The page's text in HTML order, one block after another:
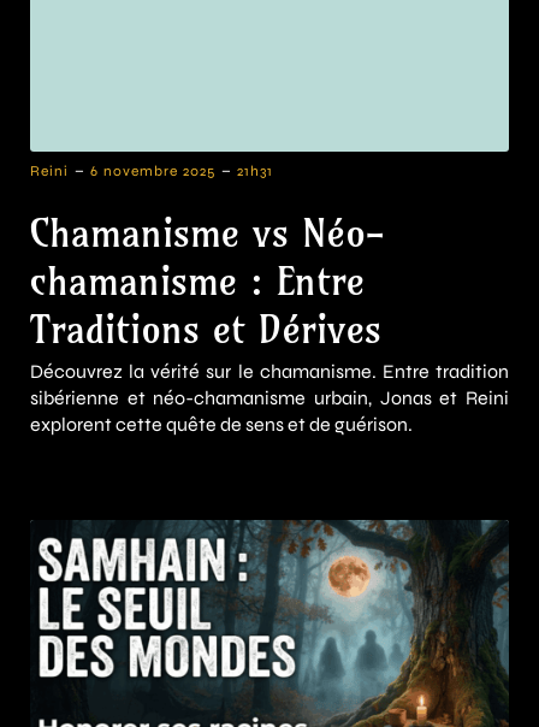
Reini - 6 novembre 2025 - 21h31
Chamanisme vs Néo-
chamanisme : Entre
Traditions et Dérives
Découvrez la vérité sur le chamanisme. Entre tradition
sibérienne et néo-chamanisme urbain, Jonas et Reini
explorent cette quête de sens et de guérison.